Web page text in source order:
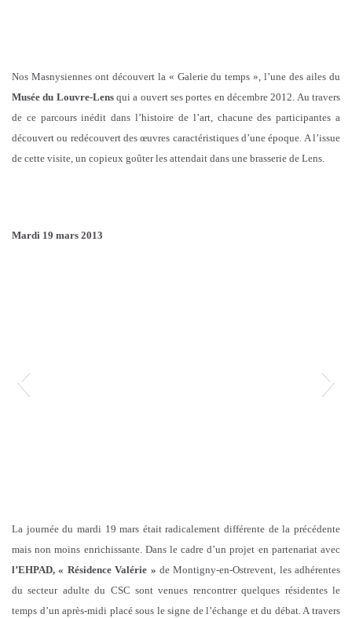
Nos Masnysiennes ont découvert la « Galerie du temps », l’une des ailes du
Musée du Louvre-Lensqui a ouvert ses portes en décembre 2012. Au travers
de ce parcours inédit dans l’histoire de l’art, chacune des participantes a
découvert ou redécouvert des œuvres caractéristiques d’une époque. A l’issue
de cette visite, un copieux goûter les attendait dans une brasserie de Lens.
Mardi 19 mars 2013
La journée du mardi 19 mars était radicalement différente de la précédente
mais non moins enrichissante. Dans le cadre d’un projet en partenariat avec
l’EHPAD, « Résidence Valérie » de Montigny-en-Ostrevent, les adhérentes
du secteur adulte du CSC sont venues rencontrer quelques résidentes le
temps d’un après-midi placé sous le signe de l’échange et du débat. A travers